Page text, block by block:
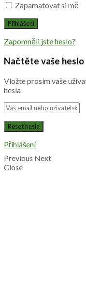
Zapamatovat si mě
Zapomněli jste heslo?
Načtěte vaše heslo
Vložte prosím vaše
hesla
Přihlášení
Previous Next
Close